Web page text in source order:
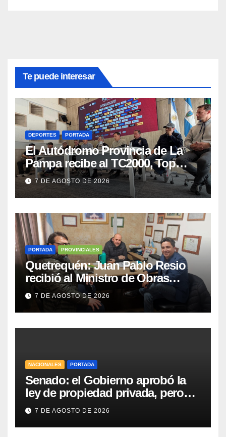
Te puede interesar
DEPORTES PORTADA
El Autódromo Provincia de La
Pampa recibe al TC2000, Top
Race y Fórmula Nacional este fin
de semana
7 DE AGOSTO DE 2026
PORTADA PROVINCIALES
Quetrequén: Juan Pablo Resio
recibió al Ministro de Obras
Públicas y al Presidente de
Vialidad para recorrer la ruta a
Villa Huidobro
7 DE AGOSTO DE 2026
NACIONALES PORTADA
Senado: el Gobierno aprobó la
ley de propiedad privada, pero
tuvo que quitar otro capítulo
7 DE AGOSTO DE 2026